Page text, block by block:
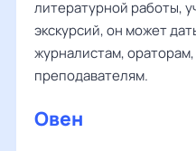
литературной работы,
экскурсий, он может
журналистам,
преподавателям.
Овен